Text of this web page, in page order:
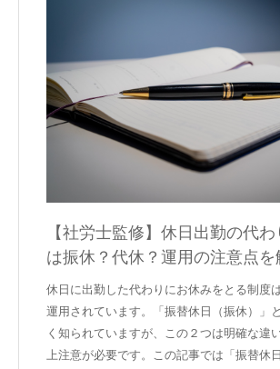
【社労士監修】休日出勤の代
は振休？代休？運用の注意点を
休日に出勤した代わりにお休みをとる制度
運用されています。「振替休日（振休）」
く知られていますが、この２つは明確な違
上注意が必要です。この記事では「振替休